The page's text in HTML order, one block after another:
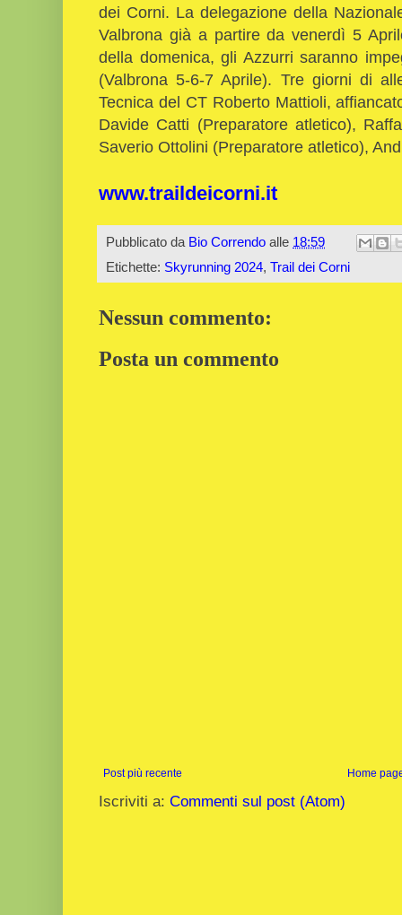
dei Corni. La delegazione della
Valbrona già a partire da venerdì 5
della domenica, gli Azzurri saranno
(Valbrona 5-6-7 Aprile). Tre giorni di
Tecnica del CT Roberto Mattioli,
Davide Catti (Preparatore atletico),
Saverio Ottolini (Preparatore atletico),
www.traildeicorni.it
Pubblicato da Bio Correndo alle 18:59
Etichette: Skyrunning 2024, Trail dei Corni
Nessun commento:
Posta un commento
Post più recente Home
Iscriviti a: Commenti sul post (Atom)